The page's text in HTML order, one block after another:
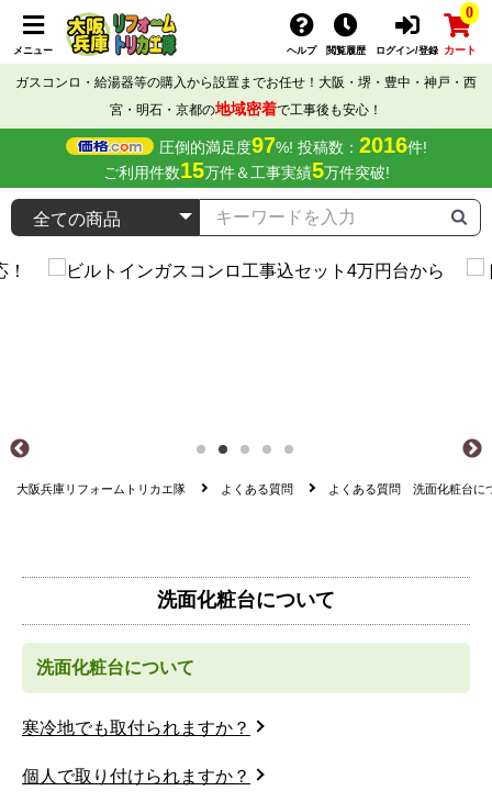
メニュー ヘルプ 閲覧履歴 ログイン/登録
0
カート
ガスコンロ・給湯器等の購入から設置までお任せ！大阪・堺・豊中・神戸・西
宮・明石・京都の地域密着で工事後も安心！
圧倒的満足度97%! 投稿数： 2016件!
ご利用件数15万件＆工事実績5万件突破!
大阪兵庫リフォームトリカエ隊 よくある質問 よくある質問 洗面化粧台に
洗面化粧台について
洗面化粧台について
寒冷地でも取付られますか？
個人で取り付けられますか？